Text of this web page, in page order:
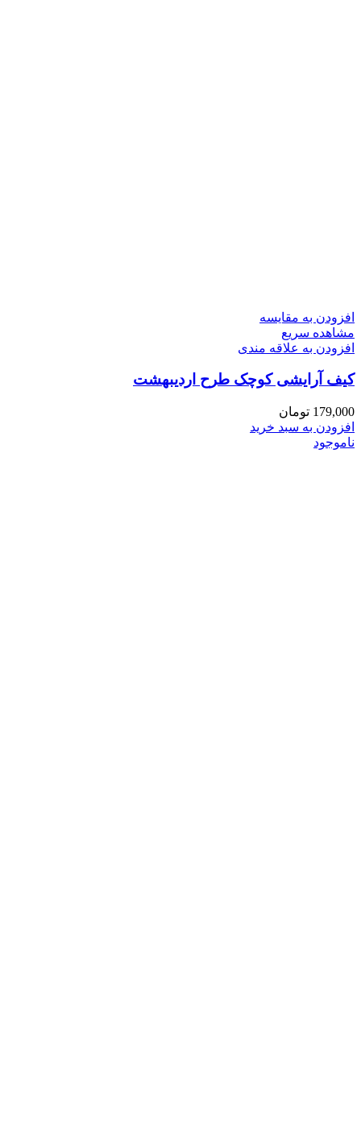
افزودن به مقایسه
مشاهده سریع
افزودن به علاقه مندی
کیف آرایشی کوچک طرح اردیبهشت
179,000 تومان
افزودن به سبد خرید
ناموجود